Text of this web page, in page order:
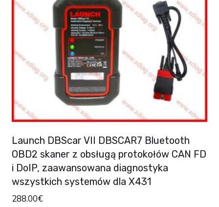
Launch DBScar VII DBSCAR7 Bluetooth
OBD2 skaner z obsługą protokołów CAN FD
i DoIP, zaawansowana diagnostyka
wszystkich systemów dla X431
288.00€